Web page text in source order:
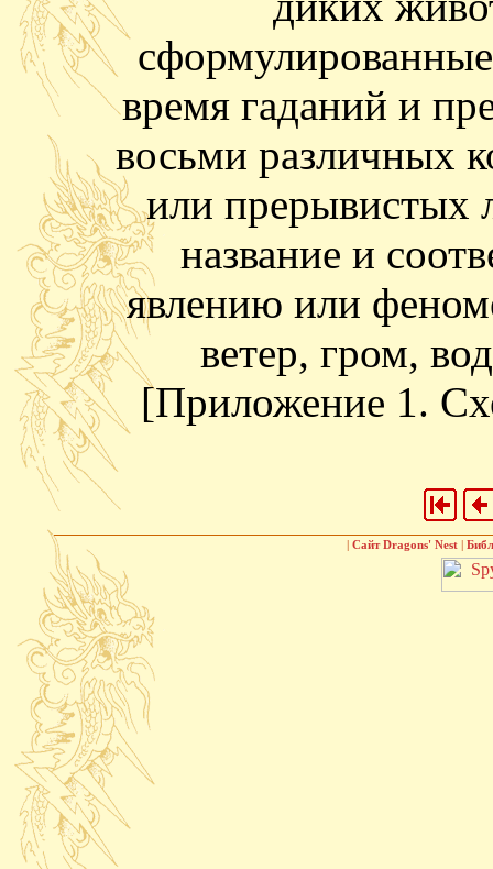
время гаданий и
восьми различных
или прерывистых
название и
явлению или
ветер, гром,
[Приложение 1.
|Сайт Dragons' Nest |